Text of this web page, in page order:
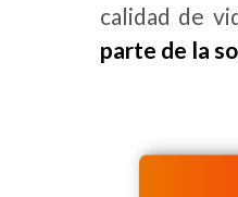
calidad de
parte de la